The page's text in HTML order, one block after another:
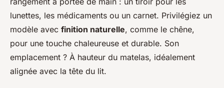
lunettes, les médicaments ou un carnet. Privilégiez un
modèle avec finition naturelle, comme le chêne,
pour une touche chaleureuse et durable. Son
emplacement ? À hauteur du matelas, idéalement
alignée avec la tête du lit.